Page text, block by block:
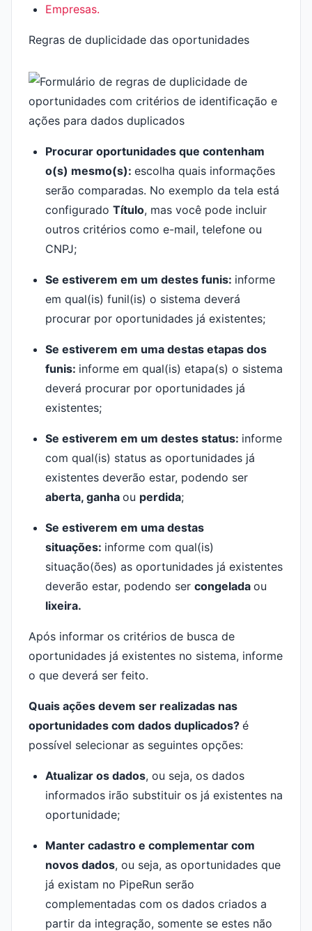
Empresas.
Regras de duplicidade das oportunidades
Procurar oportunidades que contenham
o(s) mesmo(s): escolha quais informações
serão comparadas. No exemplo da tela está
configurado Título, mas você pode incluir
outros critérios como e-mail, telefone ou
CNPJ;
Se estiverem em um destes funis: informe
em qual(is) funil(is) o sistema deverá
procurar por oportunidades já existentes;
Se estiverem em uma destas etapas dos
funis: informe em qual(is) etapa(s) o sistema
deverá procurar por oportunidades já
existentes;
Se estiverem em um destes status: informe
com qual(is) status as oportunidades já
existentes deverão estar, podendo ser
aberta, ganha ou perdida;
Se estiverem em uma destas
situações: informe com qual(is)
situação(ões) as oportunidades já existentes
deverão estar, podendo ser congelada ou
lixeira.
Após informar os critérios de busca de
oportunidades já existentes no sistema, informe
o que deverá ser feito.
Quais ações devem ser realizadas nas
oportunidades com dados duplicados? é
possível selecionar as seguintes opções:
Atualizar os dados, ou seja, os dados
informados irão substituir os já existentes na
oportunidade;
Manter cadastro e complementar com
novos dados, ou seja, as oportunidades que
já existam no PipeRun serão
complementadas com os dados criados a
partir da integração, somente se estes não